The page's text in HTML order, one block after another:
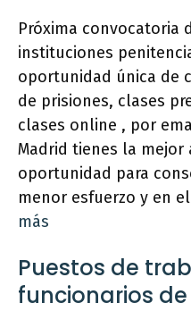
Próxima convocatoria
instituciones
oportunidad única de
de prisiones, clases
clases online , por
Madrid tienes la mejor
oportunidad para
menor esfuerzo y en
más
Puestos de
funcionarios